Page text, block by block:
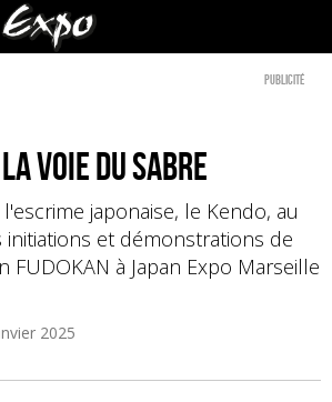
Publicité
voie du sabre
japonaise, le Kendo, au
initiations et démonstrations de
FUDOKAN à Japan Expo Marseille
2025